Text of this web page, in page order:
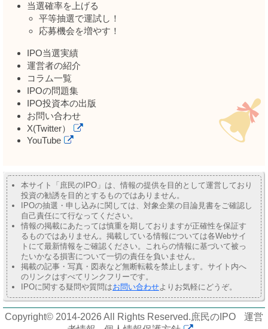
当選確率を上げる
平等抽選で運試し！
応募機会を増やす！
IPO当選実績
運営者の紹介
コラム一覧
IPOの問題集
IPO投資本の出版
お問い合わせ
X(Twitter）
YouTube
本サイト「庶民のIPO」は、情報の提供を目的として運営しており
投資の勧誘を目的とするものではありません。
IPOの抽選・申し込みに関しては、対象企業の目論見書をご確認し
自己責任にて行なってください。
情報の掲載にあたっては慎重を期しておりますが正確性を保証す
るものではありません。掲載している情報については各Webサイ
トにて最新情報をご確認ください。これらの情報に基づいて被っ
たいかなる損害について一切の責任を負いません。
掲載の記事・写真・図表など無断転載を禁止します。サイト内へ
のリンクはすべてリンクフリーです。
IPOに関する疑問や質問はお問い合わせよりお気軽にどうぞ。
Copyright© 2014-2026 All Rights Reserved.庶民のIPO
運営